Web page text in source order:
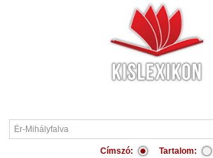
Címszó: Tartalom: